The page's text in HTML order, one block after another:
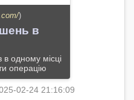
)
в
в одному місці
операцію
02-24 21:16:09